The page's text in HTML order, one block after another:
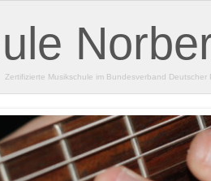
Zertifizierte Musikschule im Bundesverband